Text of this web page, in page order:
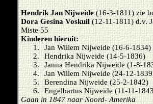
Hendrik Jan Nijweide (16-3-1811) zie
Dora Gesina Voskuil(12-11-1811) d.v.
Miste 55
Kinderen hieruit:
1.
Jan Willem Nijweide (16-6-
2.
Hendrika Nijweide (14-5-1836)
3.
Janna Hendrika Nijweide (1-8-
4.
Jan Willem Nijweide (24-12-
5.
Berendina Nijweide (25-2-1842)
6.
Engelbartus Nijweide (11-11-
Gaan in 1847 naar Noord- Amerika